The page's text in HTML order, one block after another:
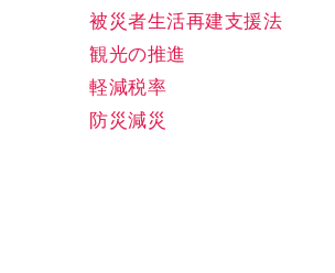
被災者生活再建支援法
観光の推進
軽減税率
防災減災